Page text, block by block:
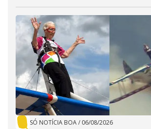
SÓ NOTÍCIA BOA/ 06/08/2026